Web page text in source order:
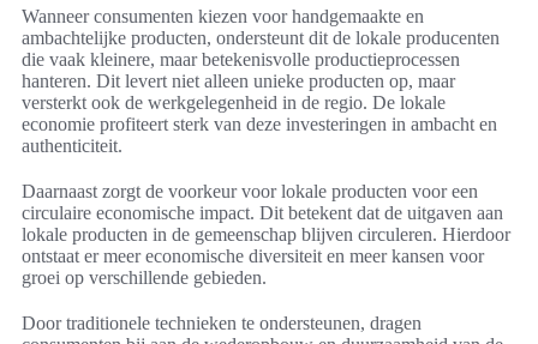
Wanneer consumenten kiezen voor handgemaakte en
ambachtelijke producten, ondersteunt dit de lokale producenten
die vaak kleinere, maar betekenisvolle productieprocessen
hanteren. Dit levert niet alleen unieke producten op, maar
versterkt ook de werkgelegenheid in de regio. De lokale
economie profiteert sterk van deze investeringen in ambacht en
authenticiteit.
Daarnaast zorgt de voorkeur voor lokale producten voor een
circulaire economische impact. Dit betekent dat de uitgaven aan
lokale producten in de gemeenschap blijven circuleren. Hierdoor
ontstaat er meer economische diversiteit en meer kansen voor
groei op verschillende gebieden.
Door traditionele technieken te ondersteunen, dragen